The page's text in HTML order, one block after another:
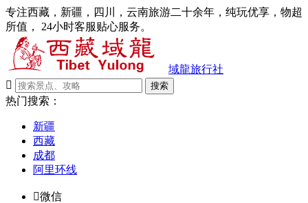
专注西藏，新疆，四川，云南旅游二十余年，纯玩优享，物超
所值， 24小时客服贴心服务。
域龍旅行社

搜索
热门搜索：
新疆
西藏
成都
阿里环线
微信